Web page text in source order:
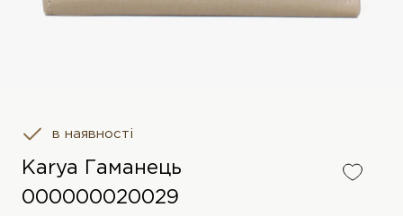
в наявності
Karya Гаманець
000000020029